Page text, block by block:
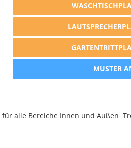
MUSTER
alle Bereiche Innen und Außen: